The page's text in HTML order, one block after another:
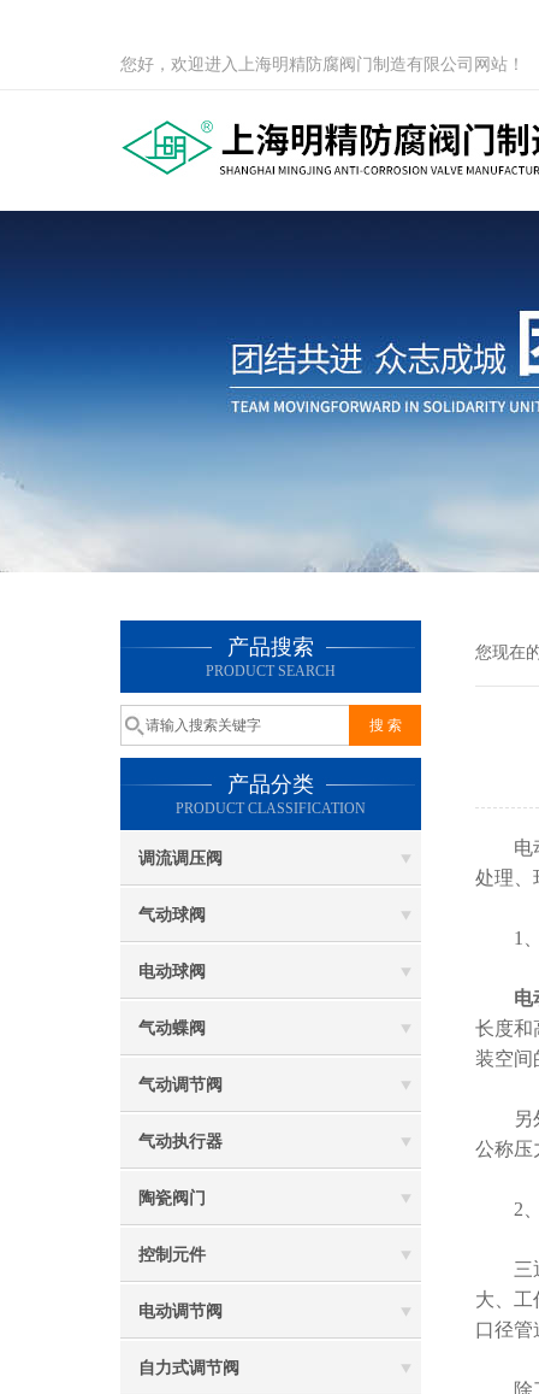
您好，欢迎进入上海明精防腐阀门制造有限公司网站！
产品搜索
PRODUCT SEARCH
产品分类
PRODUCT CLASSIFICATION
调流调压阀
气动球阀
电动球阀
气动蝶阀
气动调节阀
气动执行器
陶瓷阀门
控制元件
电动调节阀
自力式调节阀
您现在
电动
处理、
1、
电
长度和
装空间
另外
公称压
2、
三通
大、工
口径管
除了